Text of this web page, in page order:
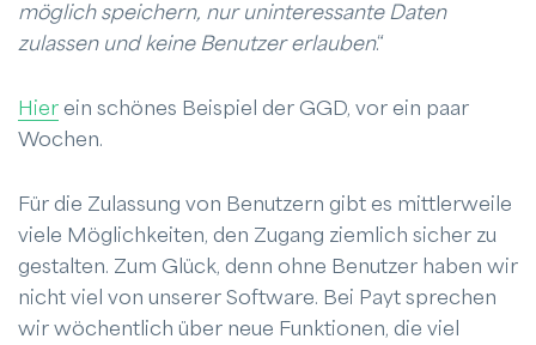
möglich speichern, nur uninteressante Daten
zulassen und keine Benutzer erlauben.“
Hier ein schönes Beispiel der GGD, vor ein paar
Wochen.
Für die Zulassung von Benutzern gibt es mittlerweile
viele Möglichkeiten, den Zugang ziemlich sicher zu
gestalten. Zum Glück, denn ohne Benutzer haben wir
nicht viel von unserer Software. Bei Payt sprechen
wir wöchentlich über neue Funktionen, die viel